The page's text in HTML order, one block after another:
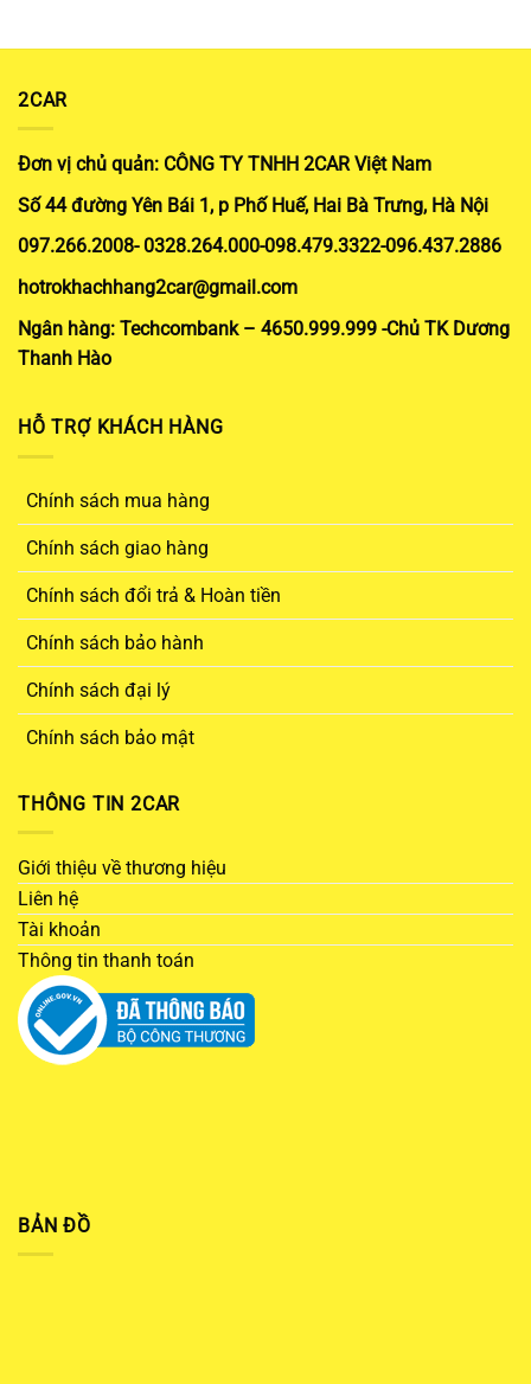
2CAR
Đơn vị chủ quản: CÔNG TY TNHH 2CAR Việt Nam
Số 44 đường Yên Bái 1, p Phố Huế, Hai Bà Trưng, Hà Nội
097.266.2008- 0328.264.000-098.479.3322-096.437.2886
hotrokhachhang2car@gmail.com
Ngân hàng: Techcombank – 4650.999.999 -Chủ TK Dương
Thanh Hào
HỖ TRỢ KHÁCH HÀNG
Chính sách mua hàng
Chính sách giao hàng
Chính sách đổi trả & Hoàn tiền
Chính sách bảo hành
Chính sách đại lý
Chính sách bảo mật
THÔNG TIN 2CAR
Giới thiệu về thương hiệu
Liên hệ
Tài khoản
Thông tin thanh toán
BẢN ĐỒ